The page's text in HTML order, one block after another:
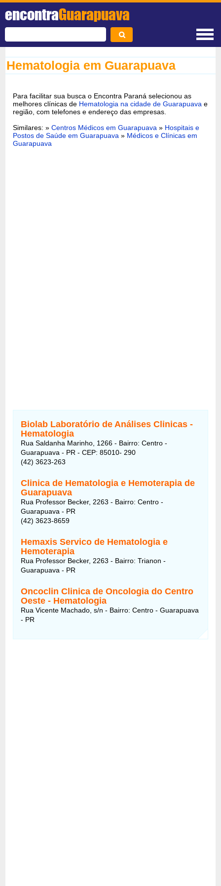
encontraGuarapuava
Hematologia em Guarapuava
Para facilitar sua busca o Encontra Paraná selecionou as
melhores clínicas de Hematologia na cidade de Guarapuava e
região, com telefones e endereço das empresas.
Similares: »Centros Médicos em Guarapuava » Hospitais e
Postos de Saúde em Guarapuava » Médicos e Clínicas em
Guarapuava
Biolab Laboratório de Análises Clinicas -
Hematologia
Rua Saldanha Marinho, 1266 - Bairro: Centro -
Guarapuava - PR - CEP: 85010- 290
(42) 3623-263
Clinica de Hematologia e Hemoterapia de
Guarapuava
Rua Professor Becker, 2263 - Bairro: Centro -
Guarapuava - PR
(42) 3623-8659
Hemaxis Servico de Hematologia e
Hemoterapia
Rua Professor Becker, 2263 - Bairro: Trianon -
Guarapuava - PR
Oncoclin Clinica de Oncologia do Centro
Oeste - Hematologia
Rua Vicente Machado, s/n - Bairro: Centro - Guarapuava
- PR